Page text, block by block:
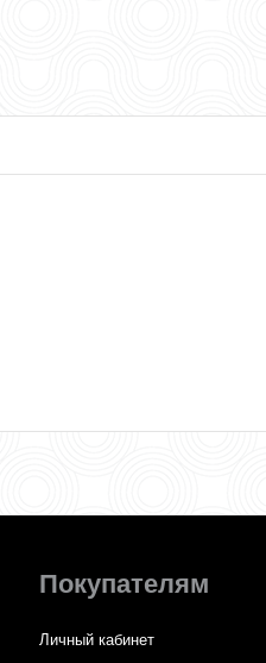
Покупателям
Личный кабинет